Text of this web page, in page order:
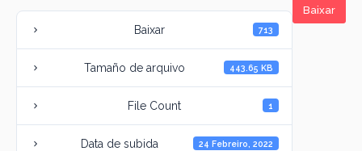
Baixar
Baixar 713
Tamaño de arquivo 443.65 KB
File Count 1
Data de subida 24 Febreiro, 2022